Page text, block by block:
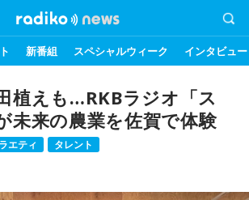
新番組 スペシャルウィーク インタビュー
植えも…RKBラジオ「ス
未来の農業を佐賀で体験
エティ タレント